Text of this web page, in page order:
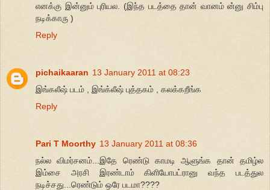
எனக்கு இன்னும் புரியல. (இந்த படத்தை தான் வானம் ன்னு சிம்பு
நடிக்காரு )
Reply
pichaikaaran 13 January 2011 at 08:23
இங்கலீஷ் படம் , இங்க்லீஷ் புத்தகம் , கலக்கறீங்க
Reply
Pari T Moorthy 13 January 2011 at 08:36
நல்ல விமர்சனம்...இதே ரெண்டு காமடி ஆளுங்க தான் தமிழ்ல
இம்சை அரசி இரண்டாம் கிளியோபட்ரானு வந்த படத்துல
நடிச்சது...ரெண்டும் ஒரே படமா????